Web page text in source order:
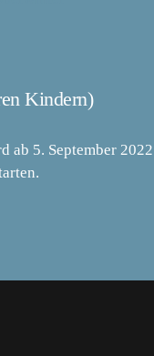
Kindern)
ab 5. September 2022